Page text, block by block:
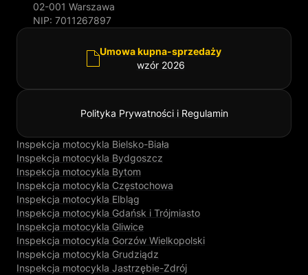
Umowa kupna-sprzedaży
wzór 2026
Polityka Prywatności i Regulamin
02-001 Warszawa
NIP: 7011267897
Inspekcja motocykla Bielsko-Biała
Inspekcja motocykla Bydgoszcz
Inspekcja motocykla Bytom
Inspekcja motocykla Częstochowa
Inspekcja motocykla Elbląg
Inspekcja motocykla Gdańsk i Trójmiasto
Inspekcja motocykla Gliwice
Inspekcja motocykla Gorzów Wielkopolski
Inspekcja motocykla Grudziądz
Inspekcja motocykla Jastrzębie-Zdrój